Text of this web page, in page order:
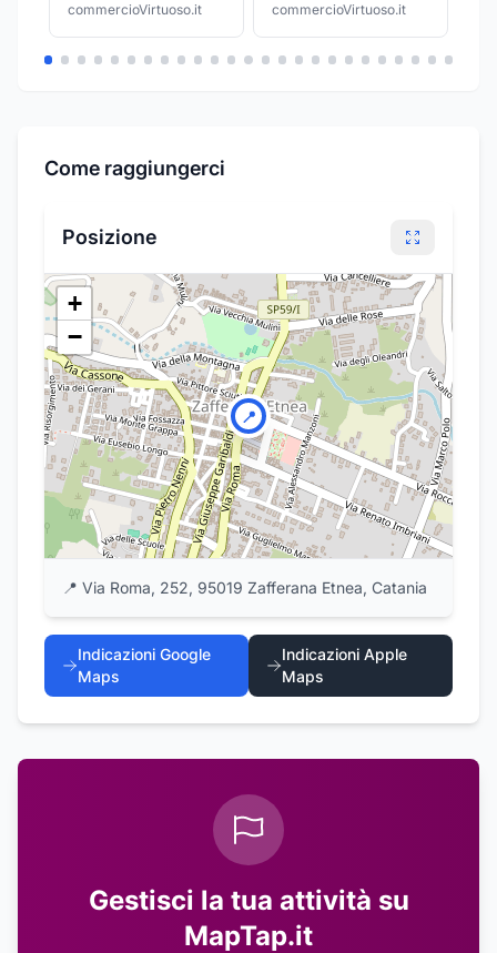
commercioVirtuoso.it commercioVirtuoso.it
Come raggiungerci
Posizione
📍
+
−
📍 Via Roma, 252, 95019 Zafferana Etnea, Catania
Indicazioni Google
Maps
Indicazioni Apple
Maps
Gestisci la tua attività su
MapTap.it